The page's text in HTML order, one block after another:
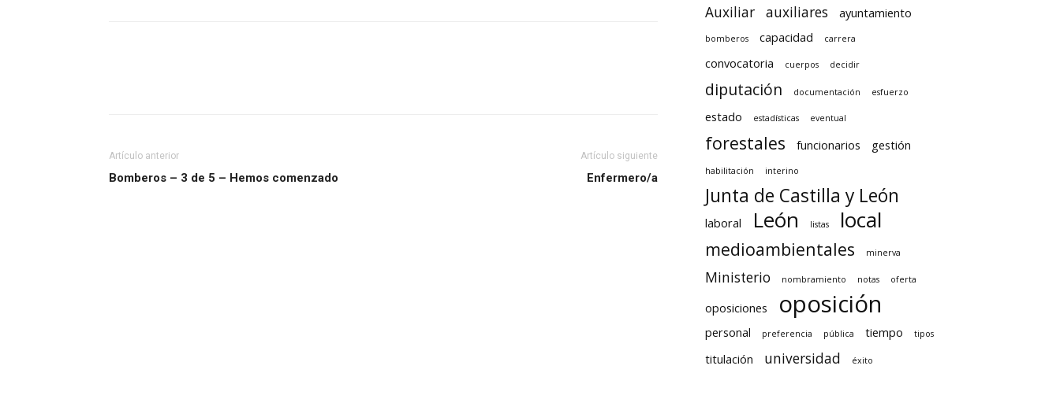
Artículo anterior
Bomberos – 3 de 5 – Hemos comenzado
Artículo siguiente
Enfermero/a
Auxiliar auxiliares ayuntamiento
bomberos capacidad carrera
convocatoria cuerpos decidir
diputación documentación esfuerzo
estado estadísticas eventual
forestales funcionarios gestión
habilitación interino
Junta de Castilla y León
laboral León listas local
medioambientales minerva
Ministerio nombramiento notas oferta
oposiciones oposición
personal preferencia pública tiempo tipos
titulación universidad éxito